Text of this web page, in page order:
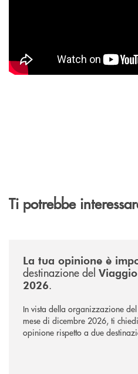
Ti potrebbe
La tua opinione è
destinazione del
2026.
In vista della organizzazione
mese di dicembre 2026, ti
opinione rispetto a due